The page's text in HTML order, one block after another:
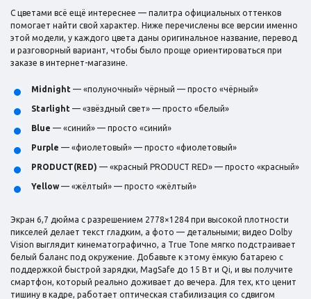
С цветами всё ещё интереснее — палитра официальных оттенков
помогает найти свой характер. Ниже перечислены все версии именно
этой модели, у каждого цвета даны оригинальное название, перевод
и разговорный вариант, чтобы было проще ориентироваться при
заказе в интернет-магазине.
Midnight — «полуночный» чёрный — просто «чёрный»
Starlight — «звёздный свет» — просто «белый»
Blue — «синий» — просто «синий»
Purple — «фиолетовый» — просто «фиолетовый»
PRODUCT(RED) — «красный PRODUCT RED» — просто «красный»
Yellow— «жёлтый» — просто «жёлтый»
Экран 6,7 дюйма с разрешением 2778×1284 при высокой плотности
пикселей делает текст гладким, а фото — детальными; видео Dolby
Vision выглядит кинематографично, а True Tone мягко подстраивает
белый баланс под окружение. Добавьте к этому ёмкую батарею с
поддержкой быстрой зарядки, MagSafe до 15 Вт и Qi, и вы получите
смартфон, который реально доживает до вечера. Для тех, кто ценит
тишину в кадре, работает оптическая стабилизация со сдвигом